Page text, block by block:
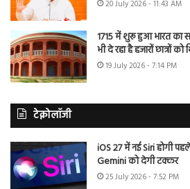
20 July 2026 - 11:43 AM
1715 में शुरू हुआ भारत का
भी दे रहा है हजारों छात्रों को
19 July 2026 - 7:14 PM
टेक्नोलॉजी
iOS 27 में नई Siri होगी
Gemini को देगी टक्कर
25 July 2026 - 7:52 PM